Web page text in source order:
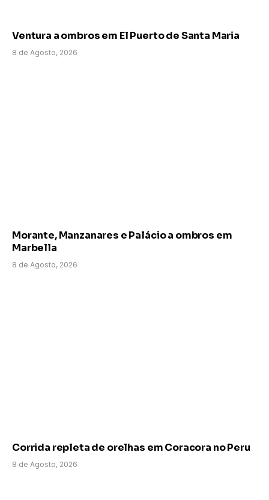
Ventura a ombros em El Puerto de Santa Maria
8 de Agosto, 2026
Morante, Manzanares e Palácio a ombros em
Marbella
8 de Agosto, 2026
Corrida repleta de orelhas em Coracora no Peru
8 de Agosto, 2026